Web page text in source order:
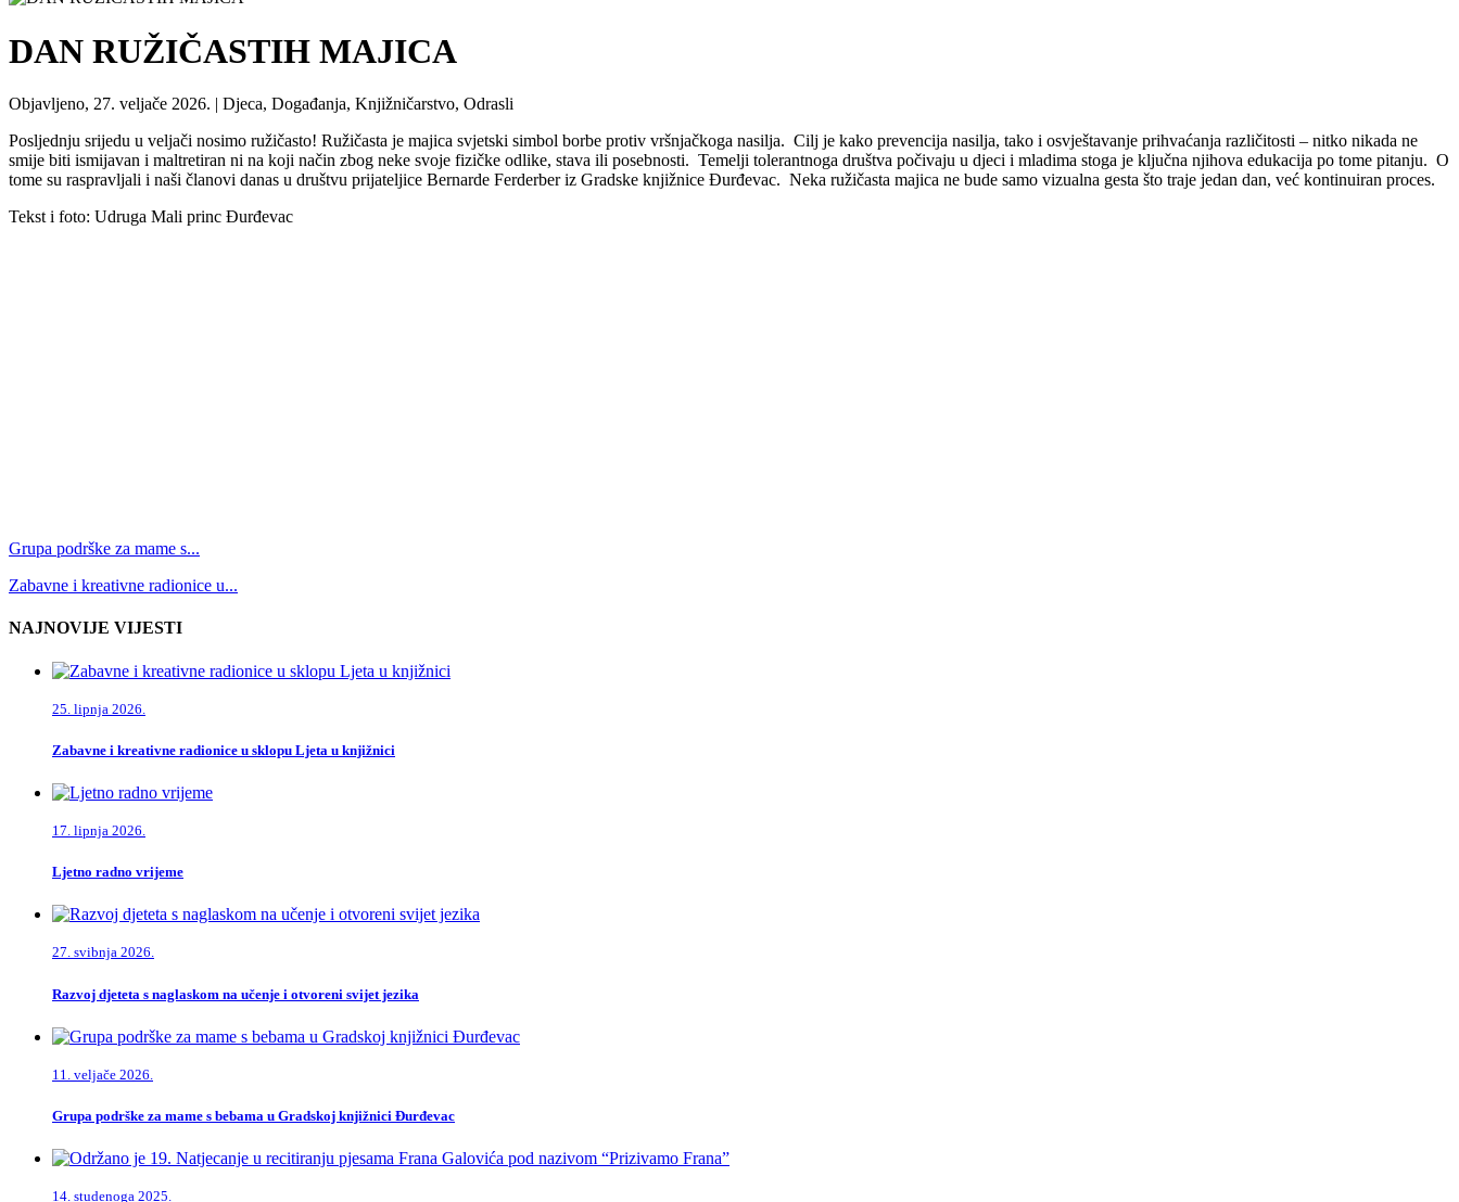
DAN RUŽIČASTIH MAJICA
Objavljeno, 27. veljače 2026. | Djeca, Događanja, Knjižničarstvo, Odrasli
Posljednju srijedu u veljači nosimo ružičasto! Ružičasta je majica svjetski simbol borbe protiv vršnjačkoga nasilja. Cilj je kako prevencija nasilja, tako i osvještavanje prihvaćanja različitosti – nitko nikada ne
smije biti ismijavan i maltretiran ni na koji način zbog neke svoje fizičke odlike, stava ili posebnosti. Temelji tolerantnoga društva počivaju u djeci i mladima stoga je ključna njihova edukacija po tome pitanju. O
tome su raspravljali i naši članovi danas u društvu prijateljice Bernarde Ferderber iz Gradske knjižnice Đurđevac. Neka ružičasta majica ne bude samo vizualna gesta što traje jedan dan, već kontinuiran proces.
Tekst i foto: Udruga Mali princ Đurđevac
Grupa podrške za mame s...
Zabavne i kreativne radionice u...
NAJNOVIJE VIJESTI
25. lipnja 2026.
Zabavne i kreativne radionice u sklopu Ljeta u knjižnici
17. lipnja 2026.
Ljetno radno vrijeme
27. svibnja 2026.
Razvoj djeteta s naglaskom na učenje i otvoreni svijet jezika
11. veljače 2026.
Grupa podrške za mame s bebama u Gradskoj knjižnici Đurđevac
14. studenoga 2025.